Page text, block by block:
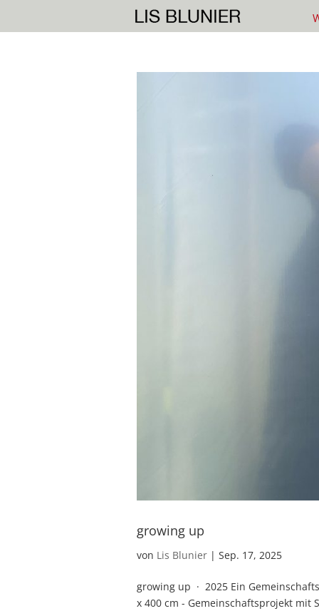
growing up
von Lis Blunier | Sep. 17, 2025
growing up · 2025 Ein
x 400 cm - Gemeinschaftsprojekt mit